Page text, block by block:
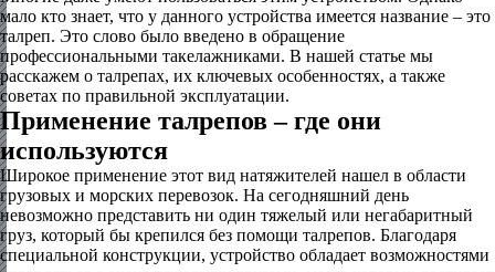
мало кто знает, что у данного устройства имеется название – это
талреп. Это слово было введено в обращение
профессиональными такелажниками. В нашей статье мы
расскажем о талрепах, их ключевых особенностях, а также
советах по правильной эксплуатации.
Применение талрепов – где они
используются
Широкое применение этот вид натяжителей нашел в области
грузовых и морских перевозок. На сегодняшний день
невозможно представить ни один тяжелый или негабаритный
груз, который бы крепился без помощи талрепов. Благодаря
специальной конструкции, устройство обладает возможностями